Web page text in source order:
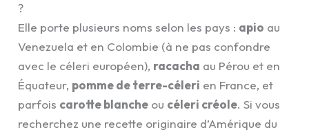
?
Elle porte plusieurs noms selon les pays : apio au
Venezuela et en Colombie (à ne pas confondre
avec le céleri européen), racacha au Pérou et en
Équateur, pomme de terre-céleri en France, et
parfois carotte blanche ou céleri créole. Si vous
recherchez une recette originaire d’Amérique du